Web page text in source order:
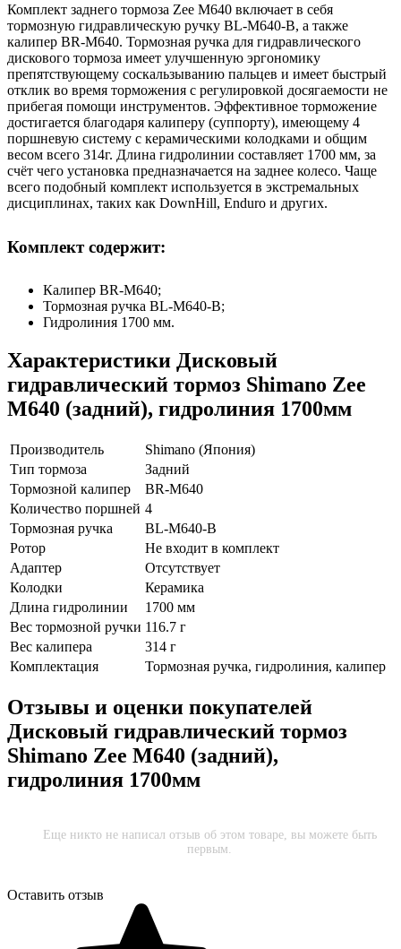
Комплект заднего тормоза Zee M640 включает в себя
тормозную гидравлическую ручку BL-M640-B, а также
калипер BR-M640. Тормозная ручка для гидравлического
дискового тормоза имеет улучшенную эргономику
препятствующему соскальзыванию пальцев и имеет быстрый
отклик во время торможения с регулировкой досягаемости не
прибегая помощи инструментов. Эффективное торможение
достигается благодаря калиперу (суппорту), имеющему 4
поршневую систему с керамическими колодками и общим
весом всего 314г. Длина гидролинии составляет 1700 мм, за
счёт чего установка предназначается на заднее колесо. Чаще
всего подобный комплект используется в экстремальных
дисциплинах, таких как DownHill, Enduro и других.
Комплект содержит:
Калипер BR-M640;
Тормозная ручка BL-M640-B;
Гидролиния 1700 мм.
Характеристики Дисковый
гидравлический тормоз Shimano Zee
M640 (задний), гидролиния 1700мм
Производитель
Shimano (Япония)
Тип тормоза
Задний
Тормозной калипер
BR-M640
Количество поршней 4
Тормозная ручка
BL-M640-B
Ротор
Не входит в комплект
Адаптер
Отсутствует
Колодки
Керамика
Длина гидролинии
1700 мм
Вес тормозной ручки 116.7 г
Вес калипера
314 г
Комплектация
Тормозная ручка, гидролиния, калипер
Отзывы и оценки покупателей
Дисковый гидравлический тормоз
Shimano Zee M640 (задний),
гидролиния 1700мм
Еще никто не написал отзыв об этом товаре, вы можете быть
первым.
Оставить отзыв